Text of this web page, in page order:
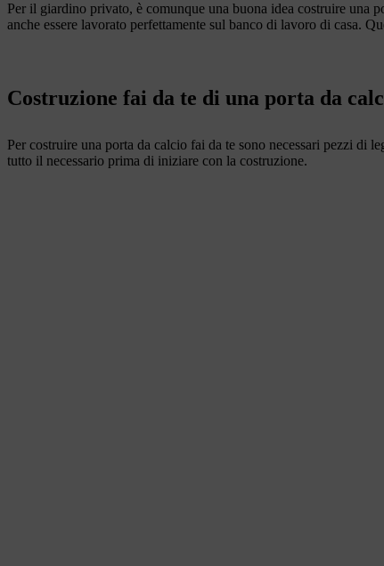
Per il giardino privato, è comunque una buona idea costruire una
anche essere lavorato perfettamente sul banco di lavoro di casa.
Costruzione fai da te di una porta da
Per costruire una porta da calcio fai da te sono necessari pezzi di
tutto il necessario prima di iniziare con la costruzione.